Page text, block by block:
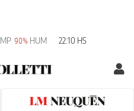
90% HUM 22:10 HS